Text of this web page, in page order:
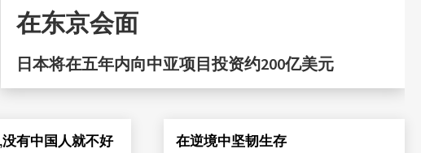
在东京会面
日本将在五年内向中亚项目投资约200亿美元
有中国人就不好 在逆境中坚韧生存